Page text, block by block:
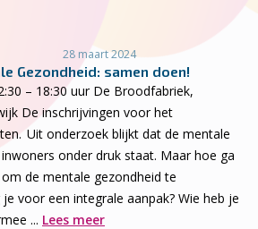
28 maart 2024
Gezondheid: samen doen!
– 18:30 uur De Broodfabriek,
De inschrijvingen voor het
Uit onderzoek blijkt dat de mentale
onder druk staat. Maar hoe ga
de mentale gezondheid te
voor een integrale aanpak? Wie heb je
... Lees meer